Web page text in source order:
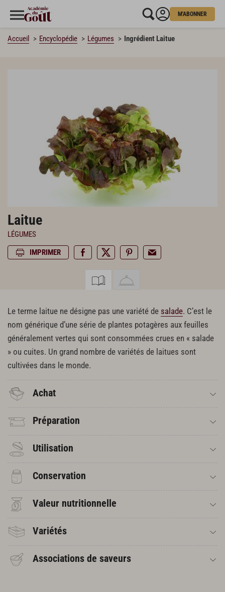
M'ABONNER
Accueil Encyclopédie Légumes Ingrédient Laitue
Laitue
LÉGUMES
IMPRIMER
Le terme laitue ne désigne pas une variété de salade. C’est le
nom générique d’une série de plantes potagères aux feuilles
généralement vertes qui sont consommées crues en « salade
» ou cuites. Un grand nombre de variétés de laitues sont
cultivées dans le monde.
Achat
Préparation
Utilisation
Conservation
Valeur nutritionnelle
Variétés
Associations de saveurs